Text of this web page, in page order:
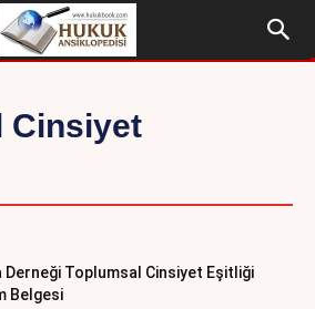
Cinsiyet
Derneği Toplumsal Cinsiyet Eşitliği
Belgesi